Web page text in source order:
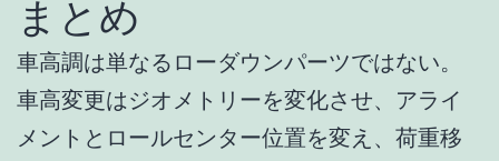
まとめ
車高調は単なるローダウンパーツではない。
車高変更はジオメトリーを変化させ、アライ
メントとロールセンター位置を変え、荷重移